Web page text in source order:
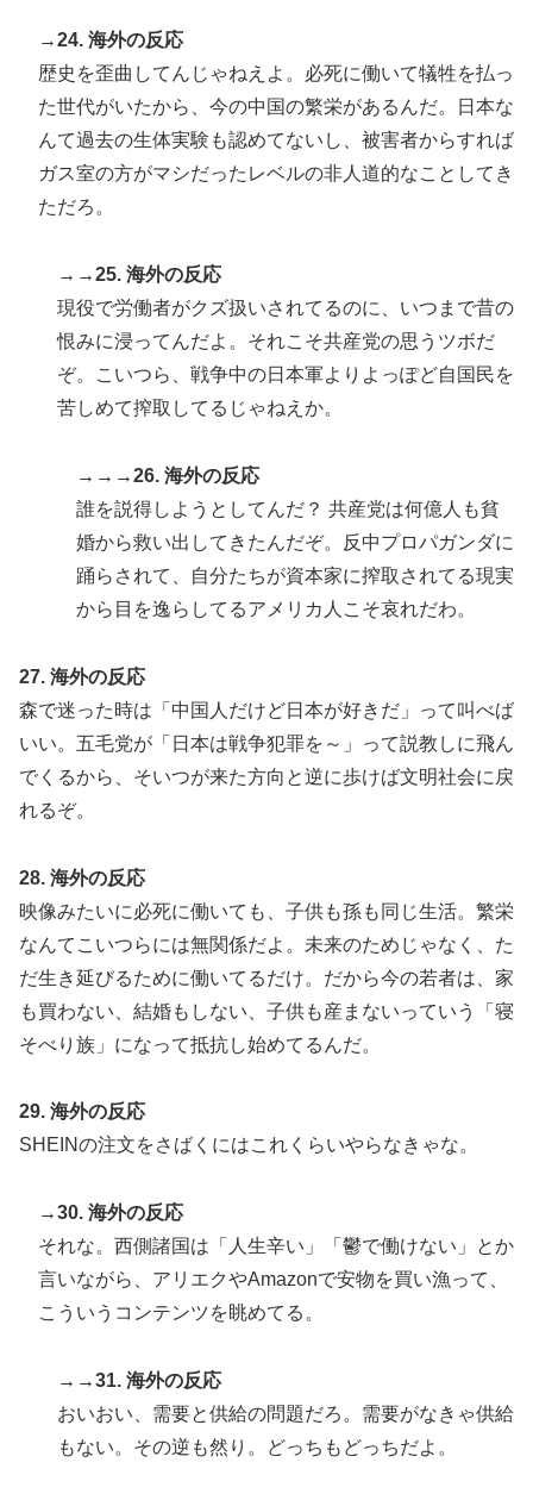
→24. 海外の反応
歴史を歪曲してんじゃねえよ。必死に働いて犠牲を払っ
た世代がいたから、今の中国の繁栄があるんだ。日本な
んて過去の生体実験も認めてないし、被害者からすれば
ガス室の方がマシだったレベルの非人道的なことしてき
ただろ。
→→25. 海外の反応
現役で労働者がクズ扱いされてるのに、いつまで昔の
恨みに浸ってんだよ。それこそ共産党の思うツボだ
ぞ。こいつら、戦争中の日本軍よりよっぽど自国民を
苦しめて搾取してるじゃねえか。
→→→26. 海外の反応
誰を説得しようとしてんだ？ 共産党は何億人も貧
婚から救い出してきたんだぞ。反中プロパガンダに
踊らされて、自分たちが資本家に搾取されてる現実
から目を逸らしてるアメリカ人こそ哀れだわ。
27. 海外の反応
森で迷った時は「中国人だけど日本が好きだ」って叫べば
いい。五毛党が「日本は戦争犯罪を～」って説教しに飛ん
でくるから、そいつが来た方向と逆に歩けば文明社会に戻
れるぞ。
28. 海外の反応
映像みたいに必死に働いても、子供も孫も同じ生活。繁栄
なんてこいつらには無関係だよ。未来のためじゃなく、た
だ生き延びるために働いてるだけ。だから今の若者は、家
も買わない、結婚もしない、子供も産まないっていう「寝
そべり族」になって抵抗し始めてるんだ。
29. 海外の反応
SHEINの注文をさばくにはこれくらいやらなきゃな。
→30. 海外の反応
それな。西側諸国は「人生辛い」「鬱で働けない」とか
言いながら、アリエクやAmazonで安物を買い漁って、
こういうコンテンツを眺めてる。
→→31. 海外の反応
おいおい、需要と供給の問題だろ。需要がなきゃ供給
もない。その逆も然り。どっちもどっちだよ。